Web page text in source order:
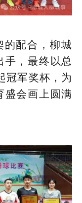
的配合，柳城
手，最终以总
冠军奖杯，为
盛会画上圆满